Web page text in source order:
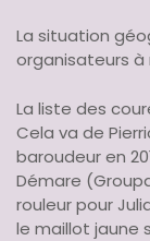
La situation
organisateurs à
La liste des
Cela va de
baroudeur en
Démare
rouleur pour
le maillot jaune